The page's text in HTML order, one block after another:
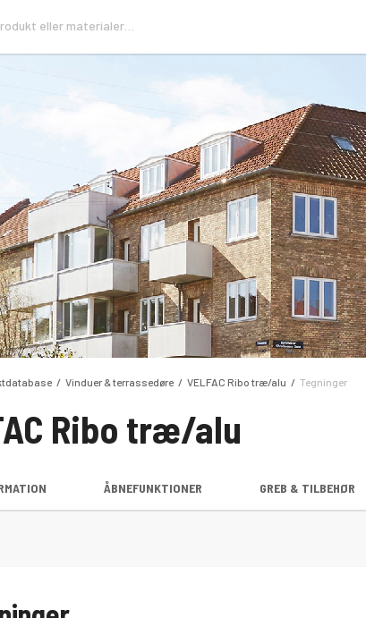
Vinduer & terrassedøre VELFAC Ribo træ/alu Tegninger
Ribo træ/alu
ÅBNEFUNKTIONER GREB & TILBEHØR